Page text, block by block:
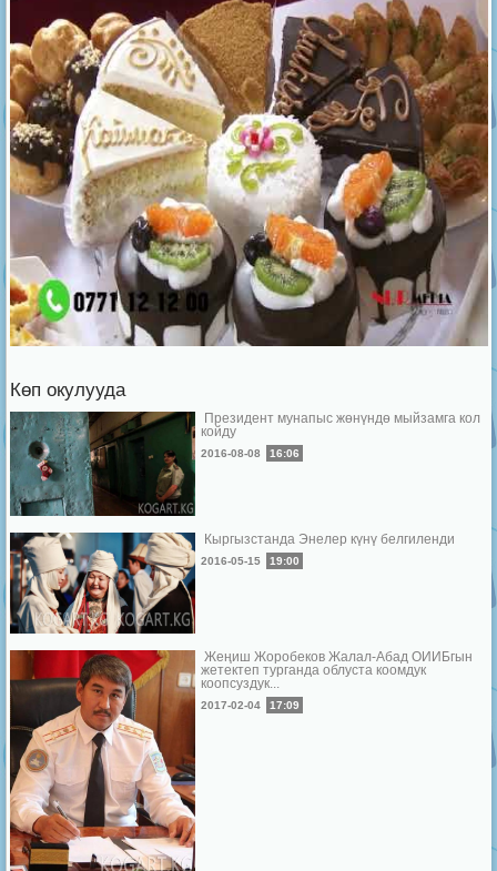
Көп окулууда
Президент мунапыс жөнүндө мыйзамга кол
койду
2016-08-08 16:06
Кыргызстанда Энелер күнү белгиленди
2016-05-15 19:00
Жеңиш Жоробеков Жалал-Абад ОИИБгын
жетектеп турганда облуста коомдук
коопсуздук...
2017-02-04 17:09